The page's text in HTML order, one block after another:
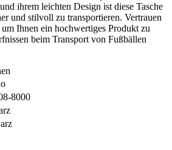
ihrem leichten Design ist diese Tasche
und stilvoll zu transportieren. Vertrauen
Ihnen ein hochwertiges Produkt zu
beim Transport von Fußbällen
8000